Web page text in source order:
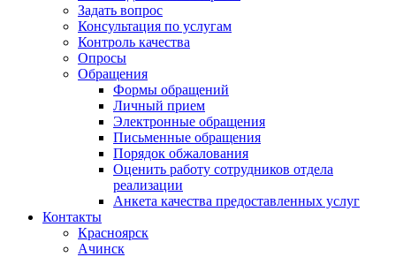
Задать вопрос
Консультация по услугам
Контроль качества
Опросы
Обращения
Формы обращений
Личный прием
Электронные обращения
Письменные обращения
Порядок обжалования
Оценить работу сотрудников отдела
реализации
Анкета качества предоставленных услуг
Контакты
Красноярск
Ачинск